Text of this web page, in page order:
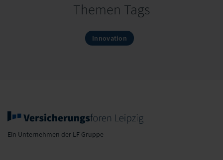
Themen Tags
Innovation
Ein Unternehmen der LF Gruppe